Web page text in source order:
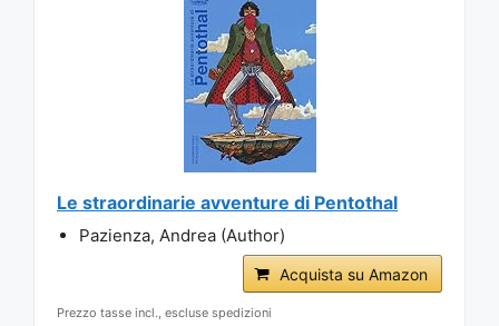
Le straordinarie avventure di Pentothal
Pazienza, Andrea (Author)
Acquista su Amazon
Prezzo tasse incl., escluse spedizioni